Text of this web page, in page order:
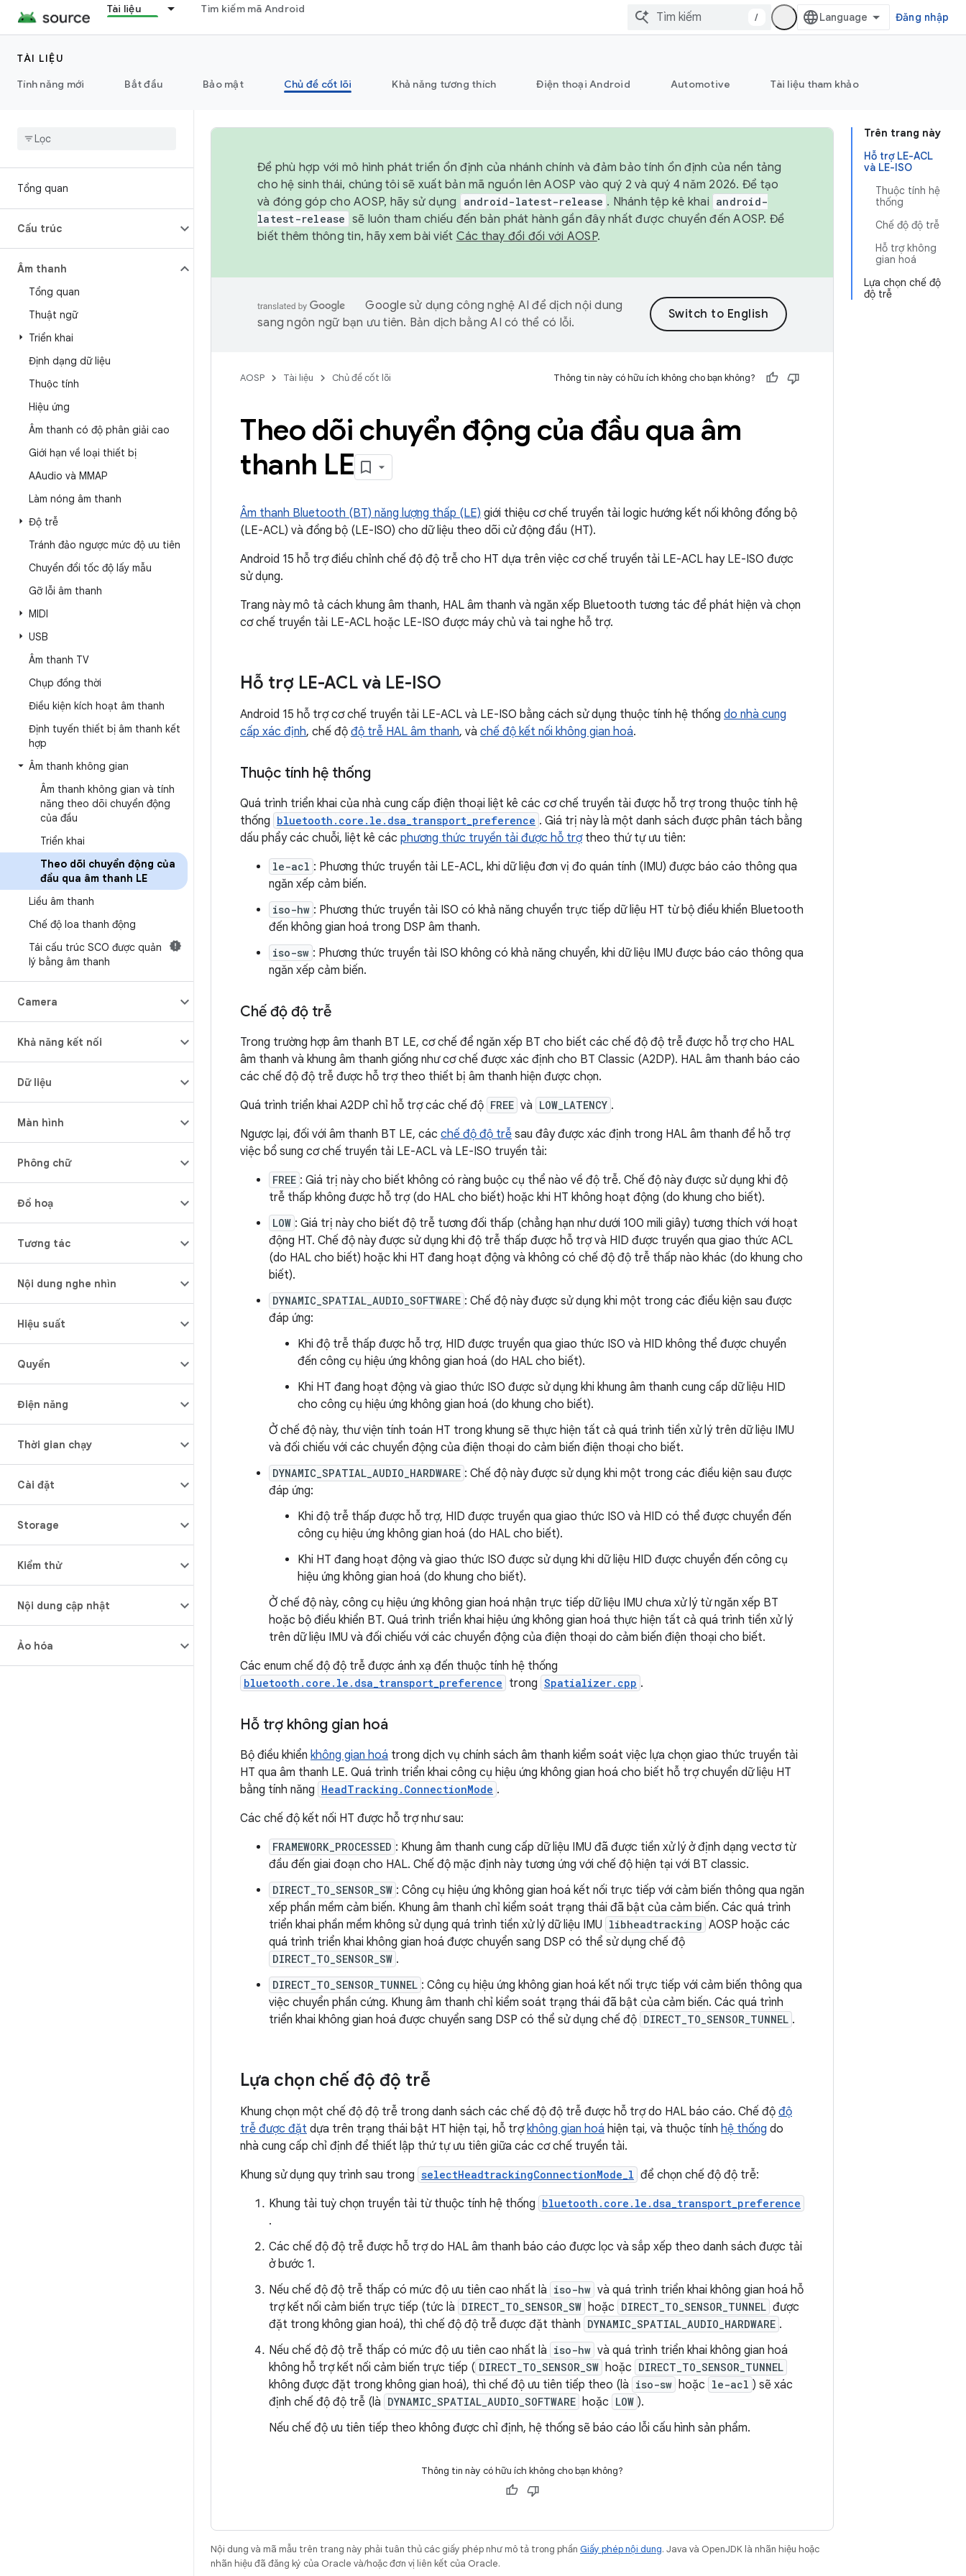
Tài liệu Tìm kiếm mã Android
/ Đăng nhập
TÀI LIỆU
Tính năng mới
Bắt đầu Bảo mật Chủ đề cốt lõi Khả năng tương thích Điện thoại Android Automotive Tài liệu tham khảo
Tổng quan
Cấu trúc
Âm thanh
Tổng quan
Thuật ngữ
Triển khai
Định dạng dữ liệu
Thuộc tính
Hiệu ứng
Âm thanh có độ phân giải cao
Giới hạn về loại thiết bị
AAudio và MMAP
Làm nóng âm thanh
Độ trễ
Tránh đảo ngược mức độ ưu tiên
Chuyển đổi tốc độ lấy mẫu
Gỡ lỗi âm thanh
MIDI
USB
Âm thanh TV
Chụp đồng thời
Điều kiện kích hoạt âm thanh
Định tuyến thiết bị âm thanh kết
hợp
Âm thanh không gian
Âm thanh không gian và tính
năng theo dõi chuyển động
của đầu
Triển khai
Theo dõi chuyển động của
đầu qua âm thanh LE
Liều âm thanh
Chế độ loa thanh động
Tái cấu trúc SCO được quản
lý bằng âm thanh
Camera
Khả năng kết nối
Dữ liệu
Màn hình
Phông chữ
Đồ hoạ
Tương tác
Nội dung nghe nhìn
Hiệu suất
Quyền
Điện năng
Thời gian chạy
Cài đặt
Storage
Kiểm thử
Nội dung cập nhật
Ảo hóa
Trên trang này
Hỗ trợ LE-ACL
và LE-ISO
Thuộc tính hệ
thống
Chế độ độ trễ
Hỗ trợ không
gian hoá
Lựa chọn chế độ
độ trễ
Để phù hợp với mô hình phát triển ổn định của nhánh chính và đảm bảo tính ổn định của nền tảng
cho hệ sinh thái, chúng tôi sẽ xuất bản mã nguồn lên AOSP vào quý 2 và quý 4 năm 2026. Để tạo
và đóng góp cho AOSP, hãy sử dụng
android-latest-release . Nhánh tệp kê khai android-
latest-release sẽ luôn tham chiếu đến bản phát hành gần đây nhất được chuyển đến AOSP. Để
biết thêm thông tin, hãy xem bài viết Các thay đổi đối với AOSP.
Google sử dụng công nghệ AI để dịch nội dung
sang ngôn ngữ bạn ưu tiên. Bản dịch bằng AI có thể có lỗi.
AOSP Tài liệu Chủ đề cốt lõi Thông tin này có hữu ích không cho bạn không?
Theo dõi chuyển động của đầu qua âm
thanh LE
Âm thanh Bluetooth (BT) năng lượng thấp (LE) giới thiệu cơ chế truyền tải logic hướng kết nối không đồng bộ
(LE-ACL) và đồng bộ (LE-ISO) cho dữ liệu theo dõi cử động đầu (HT).
Android 15 hỗ trợ điều chỉnh chế độ độ trễ cho HT dựa trên việc cơ chế truyền tải LE-ACL hay LE-ISO được
sử dụng.
Trang này mô tả cách khung âm thanh, HAL âm thanh và ngăn xếp Bluetooth tương tác để phát hiện và chọn
cơ chế truyền tải LE-ACL hoặc LE-ISO được máy chủ và tai nghe hỗ trợ.
Hỗ trợ LE-ACL và LE-ISO
Android 15 hỗ trợ cơ chế truyền tải LE-ACL và LE-ISO bằng cách sử dụng thuộc tính hệ thống do nhà cung
cấp xác định, chế độ độ trễ HAL âm thanh, và chế độ kết nối không gian hoá.
Thuộc tính hệ thống
Quá trình triển khai của nhà cung cấp điện thoại liệt kê các cơ chế truyền tải được hỗ trợ trong thuộc tính hệ
thống bluetooth.core.le.dsa_transport_preference . Giá trị này là một danh sách được phân tách bằng
dấu phẩy các chuỗi, liệt kê các phương thức truyền tải được hỗ trợtheo thứ tự ưu tiên:
le-acl : Phương thức truyền tải LE-ACL, khi dữ liệu đơn vị đo quán tính (IMU) được báo cáo thông qua
ngăn xếp cảm biến.
iso-hw : Phương thức truyền tải ISO có khả năng chuyển trực tiếp dữ liệu HT từ bộ điều khiển Bluetooth
đến không gian hoá trong DSP âm thanh.
iso-sw : Phương thức truyền tải ISO không có khả năng chuyển, khi dữ liệu IMU được báo cáo thông qua
ngăn xếp cảm biến.
Chế độ độ trễ
Trong trường hợp âm thanh BT LE, cơ chế để ngăn xếp BT cho biết các chế độ độ trễ được hỗ trợ cho HAL
âm thanh và khung âm thanh giống như cơ chế được xác định cho BT Classic (A2DP). HAL âm thanh báo cáo
các chế độ độ trễ được hỗ trợ theo thiết bị âm thanh hiện được chọn.
Quá trình triển khai A2DP chỉ hỗ trợ các chế độ FREE và LOW_LATENCY .
Ngược lại, đối với âm thanh BT LE, các chế độ độ trễ sau đây được xác định trong HAL âm thanh để hỗ trợ
việc bổ sung cơ chế truyền tải LE-ACL và LE-ISO truyền tải:
FREE : Giá trị này cho biết không có ràng buộc cụ thể nào về độ trễ. Chế độ này được sử dụng khi độ
trễ thấp không được hỗ trợ (do HAL cho biết) hoặc khi HT không hoạt động (do khung cho biết).
LOW : Giá trị này cho biết độ trễ tương đối thấp (chẳng hạn như dưới 100 mili giây) tương thích với hoạt
động HT. Chế độ này được sử dụng khi độ trễ thấp được hỗ trợ và HID được truyền qua giao thức ACL
(do HAL cho biết) hoặc khi HT đang hoạt động và không có chế độ độ trễ thấp nào khác (do khung cho
biết).
DYNAMIC_SPATIAL_AUDIO_SOFTWARE : Chế độ này được sử dụng khi một trong các điều kiện sau được
đáp ứng:
Khi độ trễ thấp được hỗ trợ, HID được truyền qua giao thức ISO và HID không thể được chuyển
đến công cụ hiệu ứng không gian hoá (do HAL cho biết).
Khi HT đang hoạt động và giao thức ISO được sử dụng khi khung âm thanh cung cấp dữ liệu HID
cho công cụ hiệu ứng không gian hoá (do khung cho biết).
Ở chế độ này, thư viện tính toán HT trong khung sẽ thực hiện tất cả quá trình tiền xử lý trên dữ liệu IMU
và đối chiếu với các chuyển động của điện thoại do cảm biến điện thoại cho biết.
DYNAMIC_SPATIAL_AUDIO_HARDWARE : Chế độ này được sử dụng khi một trong các điều kiện sau được
đáp ứng:
Khi độ trễ thấp được hỗ trợ, HID được truyền qua giao thức ISO và HID có thể được chuyển đến
công cụ hiệu ứng không gian hoá (do HAL cho biết).
Khi HT đang hoạt động và giao thức ISO được sử dụng khi dữ liệu HID được chuyển đến công cụ
hiệu ứng không gian hoá (do khung cho biết).
Ở chế độ này, công cụ hiệu ứng không gian hoá nhận trực tiếp dữ liệu IMU chưa xử lý từ ngăn xếp BT
hoặc bộ điều khiển BT. Quá trình triển khai hiệu ứng không gian hoá thực hiện tất cả quá trình tiền xử lý
trên dữ liệu IMU và đối chiếu với các chuyển động của điện thoại do cảm biến điện thoại cho biết.
Các enum chế độ độ trễ được ánh xạ đến thuộc tính hệ thống
bluetooth.core.le.dsa_transport_preference trong Spatializer.cpp .
Hỗ trợ không gian hoá
Bộ điều khiển không gian hoá trong dịch vụ chính sách âm thanh kiểm soát việc lựa chọn giao thức truyền tải
HT qua âm thanh LE. Quá trình triển khai công cụ hiệu ứng không gian hoá cho biết hỗ trợ chuyển dữ liệu HT
bằng tính năng HeadTracking.ConnectionMode .
Các chế độ kết nối HT được hỗ trợ như sau:
FRAMEWORK_PROCESSED : Khung âm thanh cung cấp dữ liệu IMU đã được tiền xử lý ở định dạng vectơ từ
đầu đến giai đoạn cho HAL. Chế độ mặc định này tương ứng với chế độ hiện tại với BT classic.
DIRECT_TO_SENSOR_SW : Công cụ hiệu ứng không gian hoá kết nối trực tiếp với cảm biến thông qua ngăn
xếp phần mềm cảm biến. Khung âm thanh chỉ kiểm soát trạng thái đã bật của cảm biến. Các quá trình
triển khai phần mềm không sử dụng quá trình tiền xử lý dữ liệu IMU libheadtracking AOSP hoặc các
quá trình triển khai không gian hoá được chuyển sang DSP có thể sử dụng chế độ
DIRECT_TO_SENSOR_SW .
DIRECT_TO_SENSOR_TUNNEL : Công cụ hiệu ứng không gian hoá kết nối trực tiếp với cảm biến thông qua
việc chuyển phần cứng. Khung âm thanh chỉ kiểm soát trạng thái đã bật của cảm biến. Các quá trình
triển khai không gian hoá được chuyển sang DSP có thể sử dụng chế độ DIRECT_TO_SENSOR_TUNNEL .
Lựa chọn chế độ độ trễ
Khung chọn một chế độ độ trễ trong danh sách các chế độ độ trễ được hỗ trợdo HAL báo cáo. Chế độ độ
trễ được đặt dựa trên trạng thái bật HT hiện tại, hỗ trợkhông gian hoá hiện tại, và thuộc tính hệ thống do
nhà cung cấp chỉ định để thiết lập thứ tự ưu tiên giữa các cơ chế truyền tải.
Khung sử dụng quy trình sau trong selectHeadtrackingConnectionMode_l để chọn chế độ độ trễ:
Khung tải tuỳ chọn truyền tải từ thuộc tính hệ thống bluetooth.core.le.dsa_transport_preference
.
Các chế độ độ trễ được hỗ trợ do HAL âm thanh báo cáo được lọc và sắp xếp theo danh sách được tải
ở bước 1.
Nếu chế độ độ trễ thấp có mức độ ưu tiên cao nhất là iso-hw và quá trình triển khai không gian hoá hỗ
trợ kết nối cảm biến trực tiếp (tức là DIRECT_TO_SENSOR_SW hoặc DIRECT_TO_SENSOR_TUNNEL được
đặt trong không gian hoá), thì chế độ độ trễ được đặt thành DYNAMIC_SPATIAL_AUDIO_HARDWARE .
Nếu chế độ độ trễ thấp có mức độ ưu tiên cao nhất là iso-hw và quá trình triển khai không gian hoá
không hỗ trợ kết nối cảm biến trực tiếp ( DIRECT_TO_SENSOR_SW hoặc DIRECT_TO_SENSOR_TUNNEL
không được đặt trong không gian hoá), thì chế độ ưu tiên tiếp theo (là iso-sw hoặc le-acl ) sẽ xác
định chế độ độ trễ (là DYNAMIC_SPATIAL_AUDIO_SOFTWARE hoặc LOW ).
Nếu chế độ ưu tiên tiếp theo không được chỉ định, hệ thống sẽ báo cáo lỗi cấu hình sản phẩm.
Thông tin này có hữu ích không cho bạn không?
Nội dung và mã mẫu trên trang này phải tuân thủ các giấy phép như mô tả trong phần Giấy phép nội dung. Java và OpenJDK là nhãn hiệu hoặc
nhãn hiệu đã đăng ký của Oracle và/hoặc đơn vị liên kết của Oracle.